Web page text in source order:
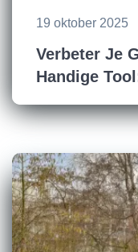
19 oktober 2025
Verbeter Je
Handige